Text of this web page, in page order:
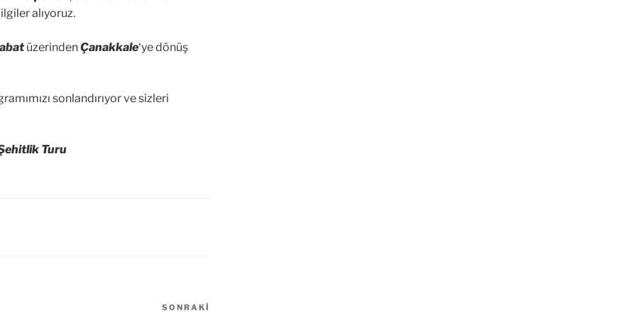
alıyoruz.
üzerindenÇanakkale‘ye dönüş
sonlandırıyor ve sizleri
Turu
SONRAKI